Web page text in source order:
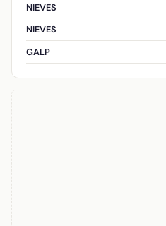
NIEVES
NIEVES
GALP